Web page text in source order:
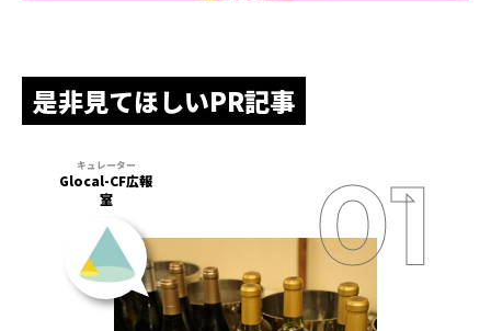
是非見てほしいPR記事
Glocal-CF広報
室